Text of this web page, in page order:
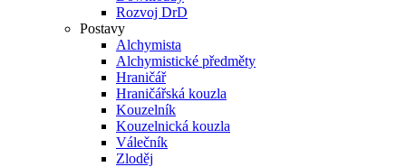
Rozvoj DrD
Postavy
Alchymista
Alchymistické předměty
Hraničář
Hraničářská kouzla
Kouzelník
Kouzelnická kouzla
Válečník
Zloděj